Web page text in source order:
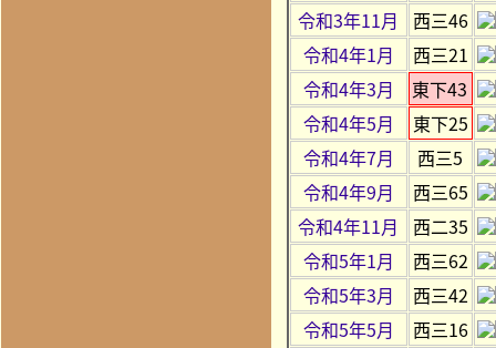
令和3年11月
西三46
令和4年1月
西三21
令和4年3月
東下43
令和4年5月
東下25
令和4年7月
西三5
令和4年9月
西三65
令和4年11月
西二35
令和5年1月
西三62
令和5年3月
西三42
令和5年5月
西三16